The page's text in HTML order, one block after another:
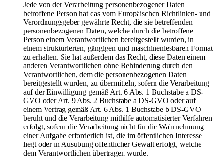
Jede von der Verarbeitung personenbezogener Daten
betroffene Person hat das vom Europäischen Richtlinien- und
Verordnungsgeber gewährte Recht, die sie betreffenden
personenbezogenen Daten, welche durch die betroffene
Person einem Verantwortlichen bereitgestellt wurden, in
einem strukturierten, gängigen und maschinenlesbaren Format
zu erhalten. Sie hat außerdem das Recht, diese Daten einem
anderen Verantwortlichen ohne Behinderung durch den
Verantwortlichen, dem die personenbezogenen Daten
bereitgestellt wurden, zu übermitteln, sofern die Verarbeitung
auf der Einwilligung gemäß Art. 6 Abs. 1 Buchstabe a DS-
GVO oder Art. 9 Abs. 2 Buchstabe a DS-GVO oder auf
einem Vertrag gemäß Art. 6 Abs. 1 Buchstabe b DS-GVO
beruht und die Verarbeitung mithilfe automatisierter Verfahren
erfolgt, sofern die Verarbeitung nicht für die Wahrnehmung
einer Aufgabe erforderlich ist, die im öffentlichen Interesse
liegt oder in Ausübung öffentlicher Gewalt erfolgt, welche
dem Verantwortlichen übertragen wurde.